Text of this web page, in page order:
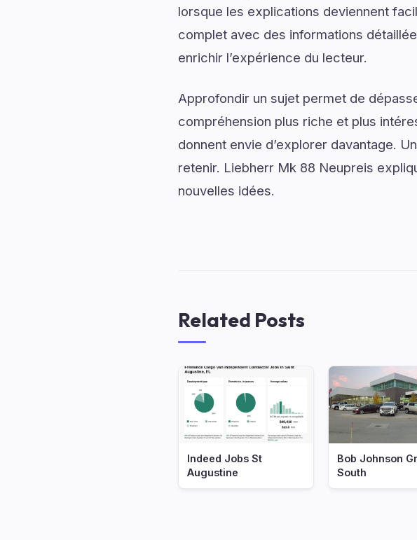
lorsque les explications deviennent
complet avec des informations
enrichir l’expérience du lecteur.
Approfondir un sujet permet de
compréhension plus riche et plus
donnent envie d’explorer davantage.
retenir. Liebherr Mk 88 Neupreis
nouvelles idées.
Related Posts
Indeed Jobs St
Augustine
Bob Johnson
South